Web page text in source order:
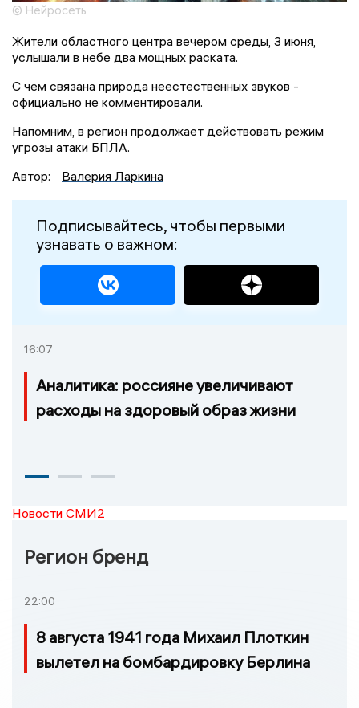
© Нейросеть
Жители областного центра вечером среды, 3 июня,
услышали в небе два мощных раската.
С чем связана природа неестественных звуков -
официально не комментировали.
Напомним, в регион продолжает действовать режим
угрозы атаки БПЛА.
Автор:
Валерия Ларкина
Подписывайтесь, чтобы первыми
узнавать о важном:
16:07
Аналитика: россияне увеличивают
расходы на здоровый образ жизни
Новости СМИ2
Регион бренд
22:00
8 августа 1941 года Михаил Плоткин
вылетел на бомбардировку Берлина